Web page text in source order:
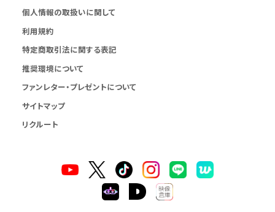
個人情報の取扱いに関して
利用規約
特定商取引法に関する表記
推奨環境について
ファンレター・プレゼントについて
サイトマップ
リクルート